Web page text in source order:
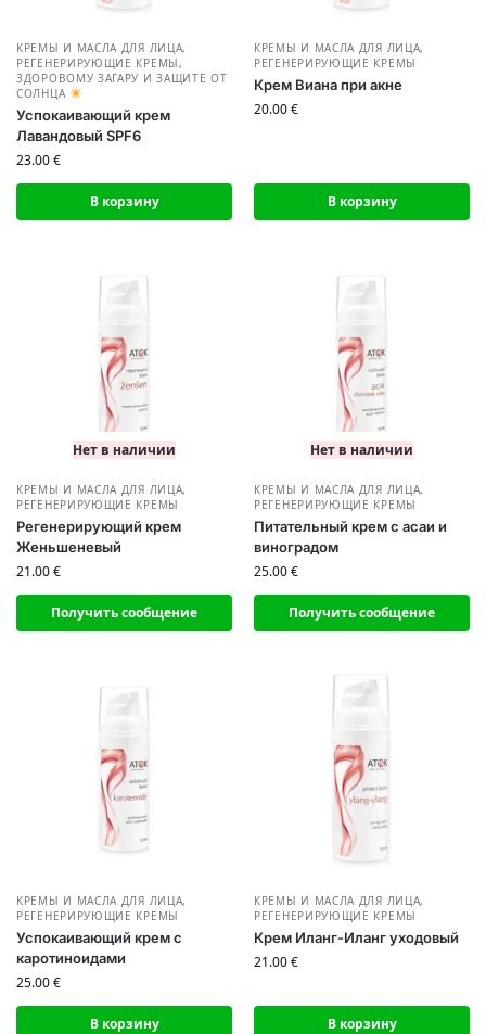
КРЕМЫ И МАСЛА ДЛЯ ЛИЦА,
РЕГЕНЕРИРУЮЩИЕ КРЕМЫ,
ЗДОРОВОМУ ЗАГАРУ И ЗАЩИТЕ ОТ
СОЛНЦА
Успокаивающий крем
Лавандовый SPF6
23.00€
В корзину
КРЕМЫ И МАСЛА ДЛЯ ЛИЦА,
РЕГЕНЕРИРУЮЩИЕ КРЕМЫ
Крем Виана при акне
20.00€
В корзину
Нет в наличии
КРЕМЫ И МАСЛА ДЛЯ ЛИЦА,
РЕГЕНЕРИРУЮЩИЕ КРЕМЫ
Регенерирующий крем
Женьшеневый
21.00€
Получить сообщение
Нет в наличии
КРЕМЫ И МАСЛА ДЛЯ ЛИЦА,
РЕГЕНЕРИРУЮЩИЕ КРЕМЫ
Питательный крем с асаи и
виноградом
25.00€
Получить сообщение
КРЕМЫ И МАСЛА ДЛЯ ЛИЦА,
РЕГЕНЕРИРУЮЩИЕ КРЕМЫ
Успокаивающий крем с
каротиноидами
25.00€
В корзину
КРЕМЫ И МАСЛА ДЛЯ ЛИЦА,
РЕГЕНЕРИРУЮЩИЕ КРЕМЫ
Крем Иланг-Иланг уходовый
21.00€
В корзину